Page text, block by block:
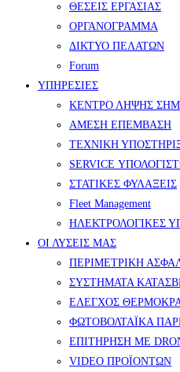
ΘΕΣΕΙΣ ΕΡΓΑΣΙΑΣ
ΟΡΓΑΝΟΓΡΑΜΜΑ
ΔΙΚΤΥΟ ΠΕΛΑΤΩΝ
Forum
ΥΠΗΡΕΣΙΕΣ
ΚΕΝΤΡΟ ΛΗΨΗΣ
ΑΜΕΣΗ ΕΠΕΜΒΑΣΗ
ΤΕΧΝΙΚΗ
SERVICE
ΣΤΑΤΙΚΕΣ ΦΥΛΑΞΕΙΣ
Fleet Management
ΗΛΕΚΤΡΟΛΟΓΙΚΕΣ
ΟΙ ΛΥΣΕΙΣ ΜΑΣ
ΠΕΡΙΜΕΤΡΙΚΗ
ΣΥΣΤΗΜΑΤΑ
ΕΛΕΓΧΟΣ
ΦΩΤΟΒΟΛΤΑΪΚΑ
ΕΠΙΤΗΡΗΣΗ ΜΕ
VIDEO ΠΡΟΪΟΝΤΩΝ